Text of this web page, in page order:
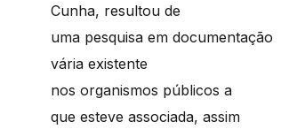
Cunha, resultou de
uma pesquisa em documentação
vária existente
nos organismos públicos a
que esteve associada, assim